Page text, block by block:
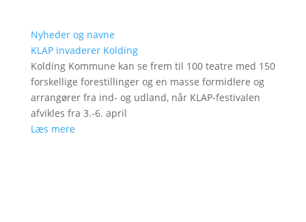
Nyheder og navne
KLAP invaderer Kolding
Kolding Kommune kan se frem til 100 teatre med 150
forskellige forestillinger og en masse formidlere og
arrangører fra ind- og udland, når KLAP-festivalen
afvikles fra 3.-6. april
Læs mere